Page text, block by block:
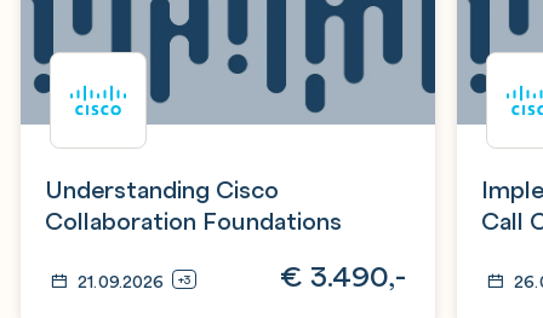
Understanding Cisco
Collaboration Foundations
21.09.2026 +3 € 3.490,-
Call